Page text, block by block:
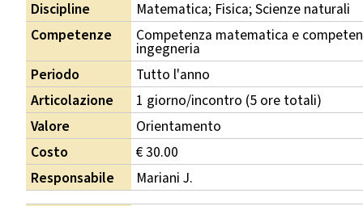
Discipline
Matematica; Fisica; Scienze naturali
Competenze
Competenza matematica e
ingegneria
Periodo
Tutto l'anno
Articolazione
1 giorno/incontro (5 ore totali)
Valore
Orientamento
Costo
€ 30.00
Responsabile
Mariani J.